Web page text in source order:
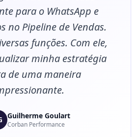
para o WhatsApp e
no Pipeline de Vendas.
funções. Com ele,
minha estratégia
de uma maneira
Guilherme Goulart
Corban Performance